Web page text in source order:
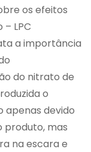
os efeitos
LPC
a importância
do nitrato de
o
apenas devido
produto, mas
na escara e